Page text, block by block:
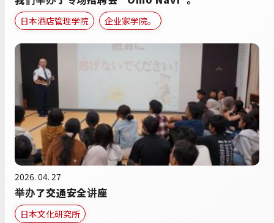
日本酒店管理学院 企业家学院。
2026. 04. 27
举办了交通安全讲座
日本文化研究所